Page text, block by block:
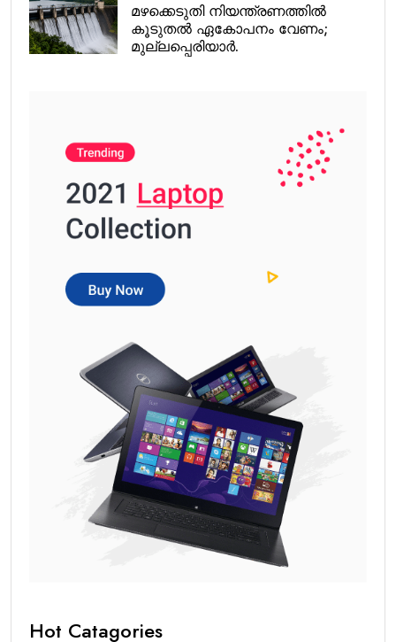
മഴക്കെടുതി നിയന്ത്രണത്തിൽ
കൂടുതൽ ഏകോപനം വേണം;
മുല്ലപ്പെരിയാർ.
Hot Catagories